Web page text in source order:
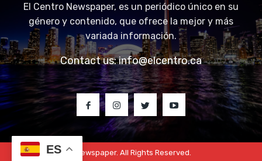
El Centro Newspaper, es un periódico único en su
género y contenido, que ofrece la mejor y más
variada información.
Contact us:info@elcentro.ca
© 2023 El Centro Newspaper. All Rights Reserved.
ES